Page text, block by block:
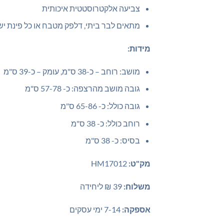
צביעה אלקטרוסטטית איכותית
מתאים לבר ביתי, דלפק מטבח או כל פינת
מידות:
מושב: רוחב – כ-38 ס"מ, עומק – כ-39 ס"מ
גובה מושב מהרצפה: כ- 57-78 ס"מ
גובה כולל: כ- 65-86 ס"מ
רוחב כולל: כ- 38 ס"מ
בסיס: כ- 38 ס"מ
מק"ט:
משלוח:
אספקה: